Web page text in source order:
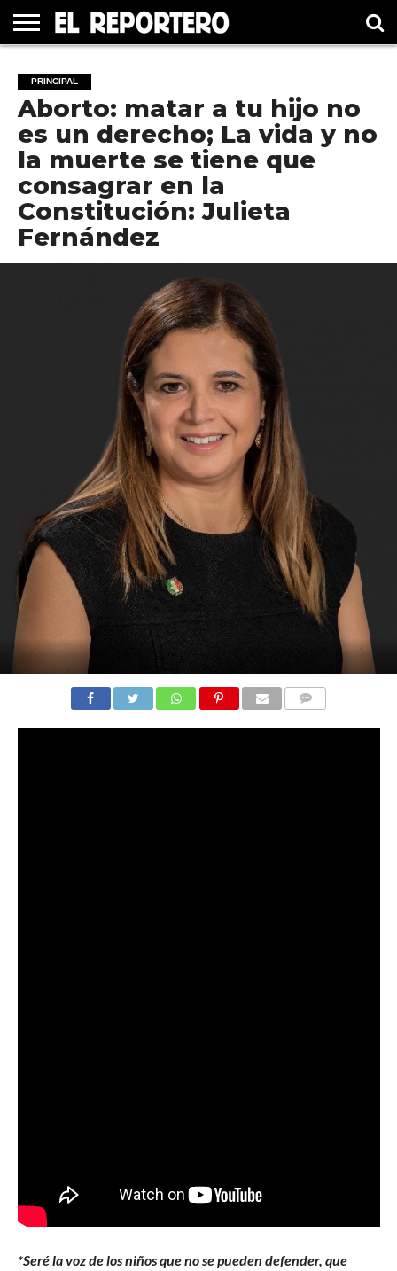
ELECCIÓN
2021
PRINCIPAL
MÉXICO
INTERNACIONAL
#UNMUNDOFELIZ
CULTURA
CINE
PRINCIPAL
Aborto: matar a tu hijo no
es un derecho; La vida y no
la muerte se tiene que
consagrar en la
Constitución: Julieta
Fernández
*Seré la voz de los niños que no se pueden defender, que